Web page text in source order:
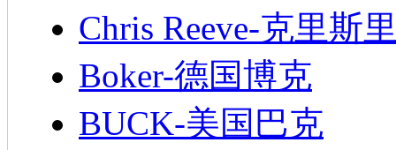
Chris Reeve-克里斯
Boker-德国博克
BUCK-美国巴克